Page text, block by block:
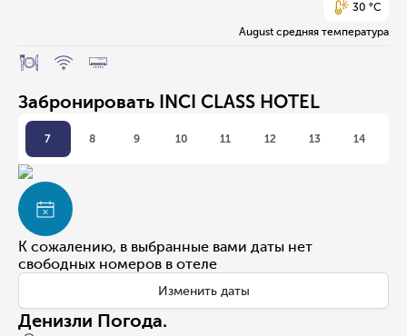
30 °C
August средняя температура
Забронировать INCI CLASS HOTEL
7 8 9 10 11 12 13 14
К сожалению, в выбранные вами даты нет
свободных номеров в отеле
Изменить даты
Денизли Погода.